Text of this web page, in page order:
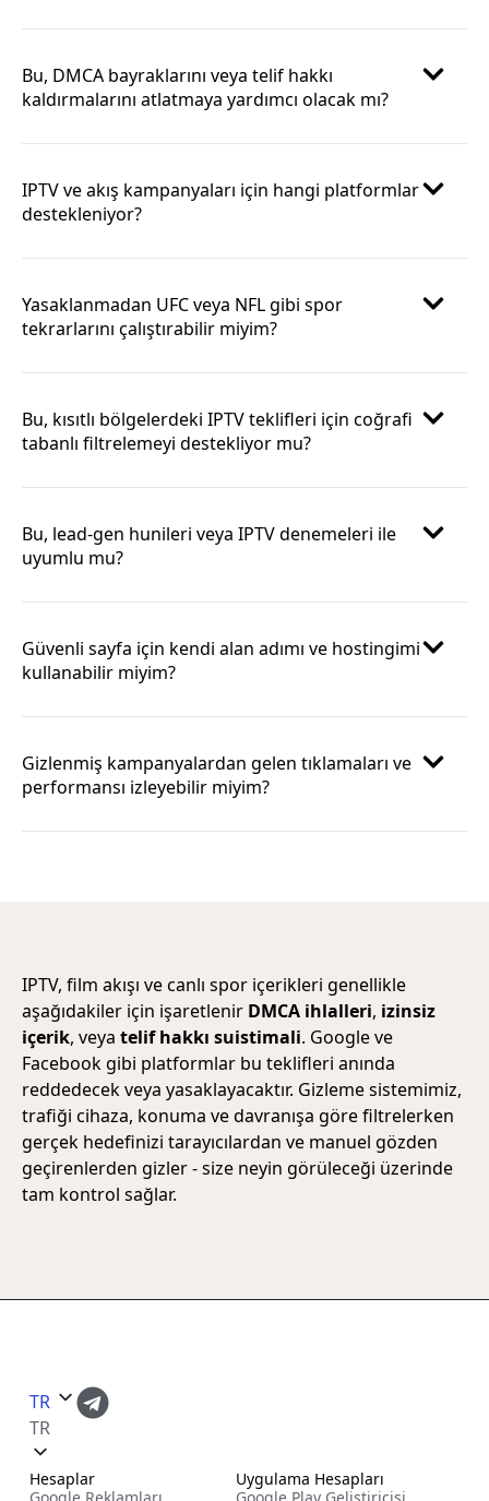
Bu, DMCA bayraklarını veya telif hakkı
kaldırmalarını atlatmaya yardımcı olacak mı?
IPTV ve akış kampanyaları için hangi platformlar
destekleniyor?
Yasaklanmadan UFC veya NFL gibi spor
tekrarlarını çalıştırabilir miyim?
Bu, kısıtlı bölgelerdeki IPTV teklifleri için coğrafi
tabanlı filtrelemeyi destekliyor mu?
Bu, lead-gen hunileri veya IPTV denemeleri ile
uyumlu mu?
Güvenli sayfa için kendi alan adımı ve hostingimi
kullanabilir miyim?
Gizlenmiş kampanyalardan gelen tıklamaları ve
performansı izleyebilir miyim?
IPTV, film akışı ve canlı spor içerikleri genellikle
aşağıdakiler için işaretlenir DMCA ihlalleri, izinsiz
içerik, veya telif hakkı suistimali. Google ve
Facebook gibi platformlar bu teklifleri anında
reddedecek veya yasaklayacaktır. Gizleme sistemimiz,
trafiği cihaza, konuma ve davranışa göre filtrelerken
gerçek hedefinizi tarayıcılardan ve manuel gözden
geçirenlerden gizler - size neyin görüleceği üzerinde
tam kontrol sağlar.
TR
TR
Hesaplar
Google Reklamları
Uygulama Hesapları
Google Play Geliştiricisi